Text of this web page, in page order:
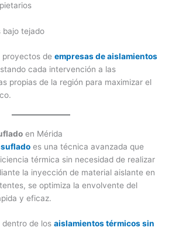
bajo tejado
proyectos de empresas de aislamientos
cada intervención a las
propias de la región para maximizar el
en Mérida
es una técnica avanzada que
térmica sin necesidad de realizar
la inyección de material aislante en
se optimiza la envolvente del
y eficaz.
dentro de los aislamientos térmicos sin